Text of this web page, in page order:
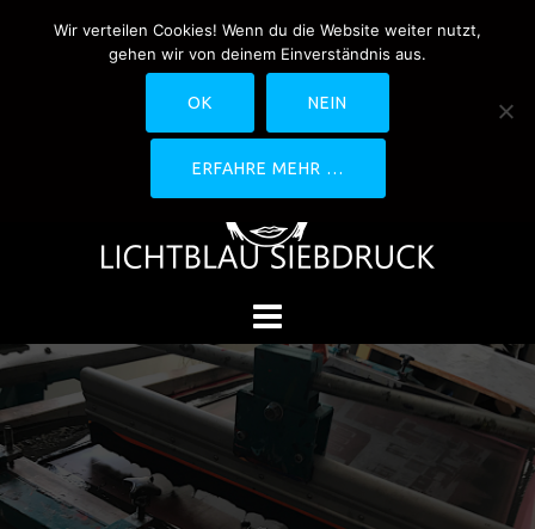
0170-4800361
drucken@lichtblau-
siebdruck.de
Schwedlerstraße 1 - 5 60314
Wir verteilen Cookies! Wenn du die Website weiter nutzt,
gehen wir von deinem Einverständnis aus.
OK NEIN
ERFAHRE MEHR …